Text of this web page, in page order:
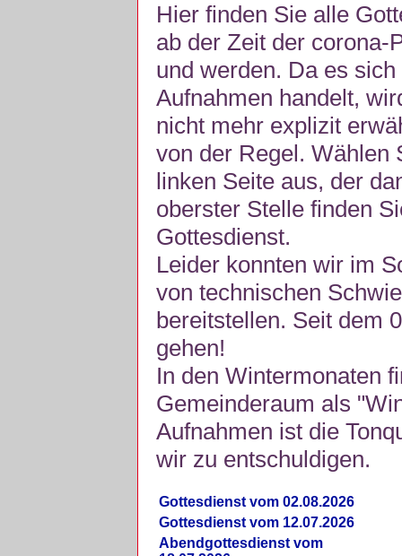
Hier finden Sie alle
ab der Zeit der corona-
und werden. Da es
Aufnahmen handelt,
nicht mehr explizit
von der Regel. Wählen
linken Seite aus, der
oberster Stelle finden
Gottesdienst.
Leider konnten wir im
von technischen
bereitstellen. Seit dem
gehen!
In den Wintermonaten
Gemeinderaum als
Aufnahmen ist die
wir zu entschuldigen.
Gottesdienst vom 02.08.2026
Gottesdienst vom 12.07.2026
Abendgottesdienst vom